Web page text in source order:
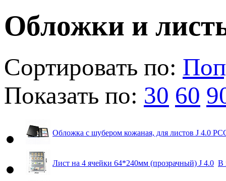
Обложки и
Сортировать по:
Показать по: 30 60
Обложка с шубером кожаная, для листов J 4.0
Лист на 4 ячейки 64*240мм (прозрачный) J 4.0 В